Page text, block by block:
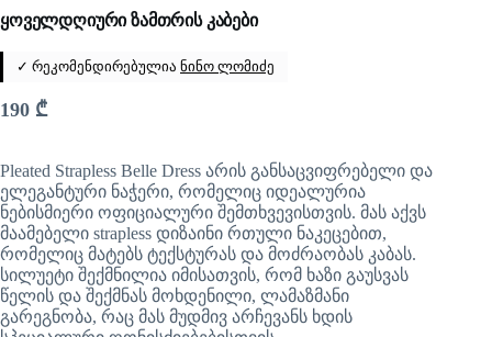
ყოველდღიური ზამთრის კაბები
✓ რეკომენდირებულია ნინო ლომიძე
190 ₾
Pleated Strapless Belle Dress არის განსაცვიფრებელი და
ელეგანტური ნაჭერი, რომელიც იდეალურია
ნებისმიერი ოფიციალური შემთხვევისთვის. მას აქვს
მაამებელი strapless დიზაინი რთული ნაკეცებით,
რომელიც მატებს ტექსტურას და მოძრაობას კაბას.
სილუეტი შექმნილია იმისათვის, რომ ხაზი გაუსვას
წელის და შექმნას მოხდენილი, ლამაზმანი
გარეგნობა, რაც მას მუდმივ არჩევანს ხდის